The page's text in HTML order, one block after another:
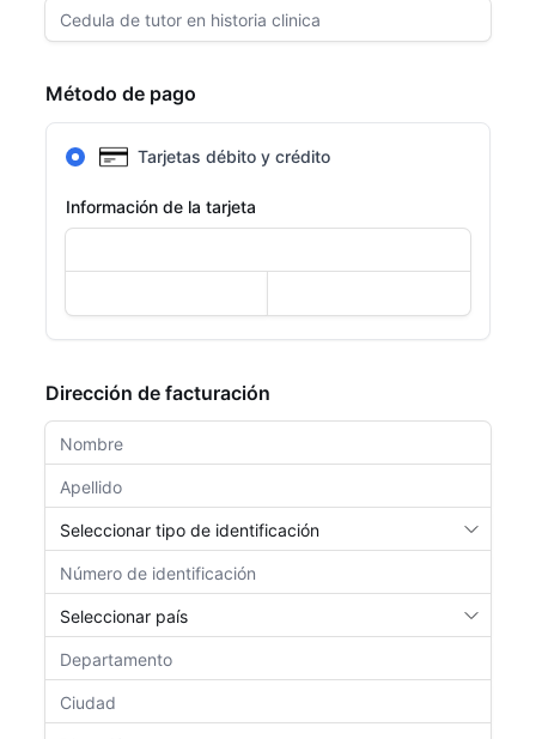
Método de pago
Tarjetas débito y crédito
Información de la tarjeta
Dirección de facturación